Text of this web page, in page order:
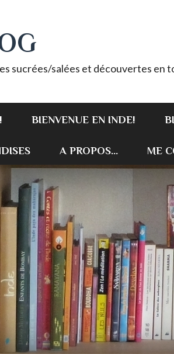
sucrées/salées et découvertes en
BIENVENUE EN INDE!
A PROPOS... ME